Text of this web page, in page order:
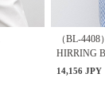
（BL-
HIRRING
14,156 JPY